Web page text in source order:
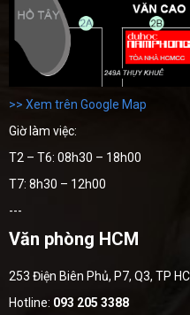
>> Xem trên Google Map
Giờ làm việc:
T2 – T6: 08h30 – 18h00
T7: 8h30 – 12h00
---
Văn phòng HCM
253 Điện Biên Phủ, P7, Q3, TP
Hotline: 093 205 3388